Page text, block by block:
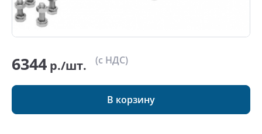
6344 р./шт. (с НДС)
В корзину